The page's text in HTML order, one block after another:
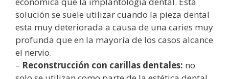
solución se suele utilizar cuando la pieza dental
esta muy deteriorada a causa de una caries muy
profunda que en la mayoría de los casos alcance
el nervio.
– Reconstrucción con carillas dentales: no